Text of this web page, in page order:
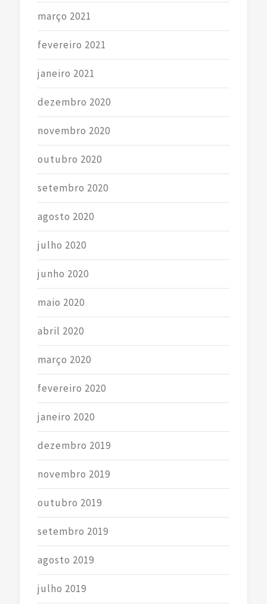
março 2021
fevereiro 2021
janeiro 2021
dezembro 2020
novembro 2020
outubro 2020
setembro 2020
agosto 2020
julho 2020
junho 2020
maio 2020
abril 2020
março 2020
fevereiro 2020
janeiro 2020
dezembro 2019
novembro 2019
outubro 2019
setembro 2019
agosto 2019
julho 2019